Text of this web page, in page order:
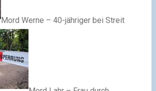
Mord Werne – 40-jähriger bei Streit